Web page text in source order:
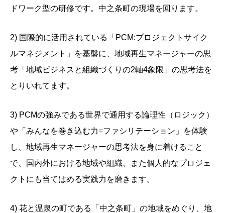
ドワーク型の研修です。中之条町の現場を回ります。
2) 国際的に活用されている「PCM:プロジェクトサイク
ルマネジメント」を基盤に、地域再生マネージャーの思
考「地域ビジネスと組織づくりの2軸4象限」の思考法を
とりいれてます。
3) PCMの強みである世界で通用する論理性（ロジック）
や「みんなを巻き込む力=ファシリテーション」を体験
し、地域再生マネージャーの思考法を身に着けること
で、国内外における地域や組織、また個人的なプロジェ
クトにも当てはめる実践力を磨きます。
4) 花と温泉の町である「中之条町」の地域をめぐり、地